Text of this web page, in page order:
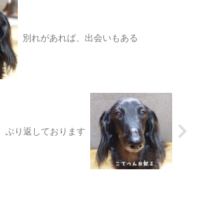
別れがあれば、出会いもある
ぶり返しております